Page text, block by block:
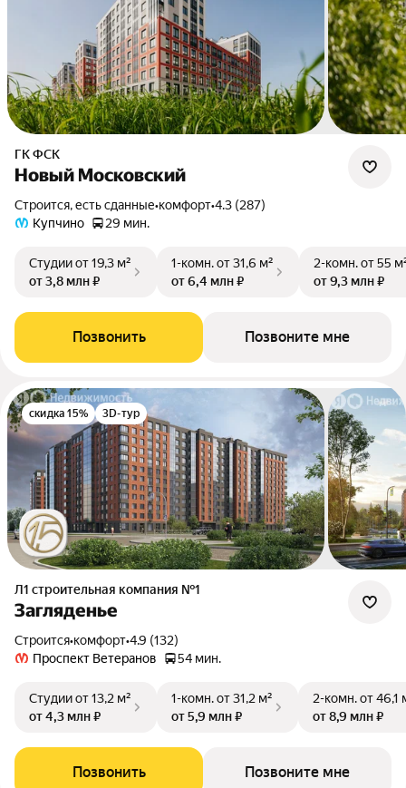
ГК ФСК
Новый Московский
Строится, есть сданные•комфорт•4.3 (287)
Купчино
29 мин.
Студииот 19,3 м²
от 3,8 млн ₽
1-комн.от 31,6 м²
от 6,4 млн ₽
2-комн.от 55
от 9,3 млн ₽
Позвонить Позвоните мне
скидка 15% 3D-тур
Л1 cтроительная компания №1
Загляденье
Строится•комфорт•4.9 (132)
Проспект Ветеранов
54 мин.
Студииот 13,2 м²
от 4,3 млн ₽
1-комн.от 31,2 м²
от 5,9 млн ₽
2-комн.от 46,1
от 8,9 млн ₽
Позвонить Позвоните мне